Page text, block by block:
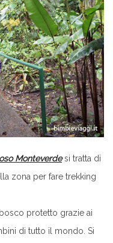
Monteverdesi tratta di
zona per fare trekking
protetto grazie ai
di tutto il mondo. Si